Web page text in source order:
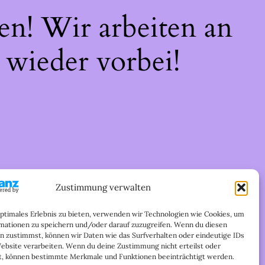
Zustimmung verwalten
Erlebnis zu bieten, verwenden wir Technologien wie Cookies, um
zu speichern und/oder darauf zuzugreifen. Wenn du diesen
zustimmst, können wir Daten wie das Surfverhalten oder eindeutige IDs
verarbeiten. Wenn du deine Zustimmung nicht erteilst oder
können bestimmte Merkmale und Funktionen beeinträchtigt werden.
Wir arbeiten an
vorbei!